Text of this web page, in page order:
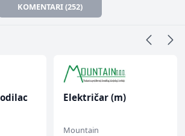
KOMENTARI (252)
Električar (m)
Mountain